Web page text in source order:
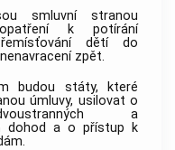
smluvní stranou
k potírání
dětí do
zpět.
budou státy, které
úmluvy, usilovat o
a
dohod a o přístup k